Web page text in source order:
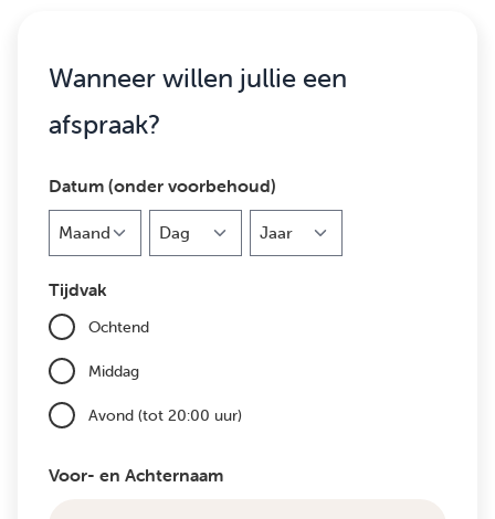
Wanneer willen jullie een
afspraak?
Datum (onder voorbehoud)
Tijdvak
Ochtend
Middag
Avond (tot 20:00 uur)
Voor- en Achternaam